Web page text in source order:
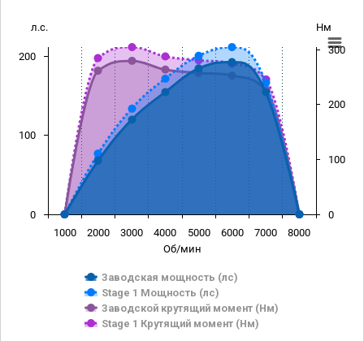
Об/мин
л.с. Нм
Заводская мощность (лс)
Stage 1 Мощность (лс)
Заводской крутящий момент (Нм)
Stage 1 Крутящий момент (Нм)
1000 2000 3000 4000 5000 6000 7000 8000
0
100
200
0
100
200
300